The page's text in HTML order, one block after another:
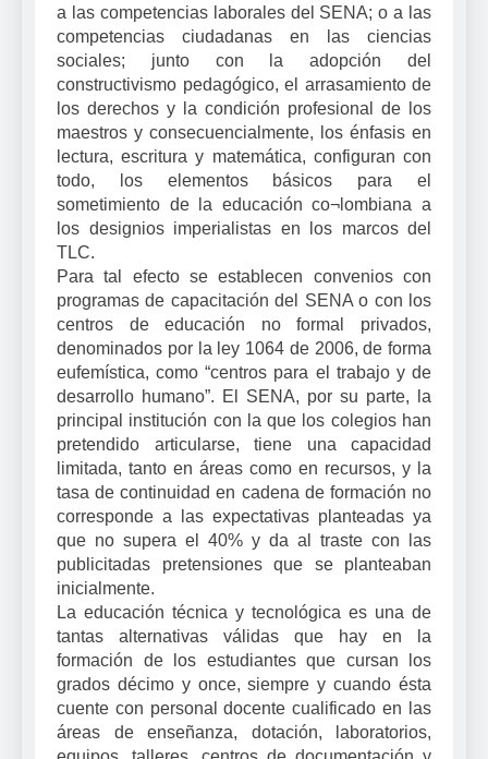
a las competencias laborales del SENA; o a las
competencias ciudadanas en las ciencias
sociales; junto con la adopción del
constructivismo pedagógico, el arrasamiento de
los derechos y la condición profesional de los
maestros y consecuencialmente, los énfasis en
lectura, escritura y matemática, configuran con
todo, los elementos básicos para el
sometimiento de la educación co¬lombiana a
los designios imperialistas en los marcos del
TLC.
Para tal efecto se establecen convenios con
programas de capacitación del SENA o con los
centros de educación no formal privados,
denominados por la ley 1064 de 2006, de forma
eufemística, como “centros para el trabajo y de
desarrollo humano”. El SENA, por su parte, la
principal institución con la que los colegios han
pretendido articularse, tiene una capacidad
limitada, tanto en áreas como en recursos, y la
tasa de continuidad en cadena de formación no
corresponde a las expectativas planteadas ya
que no supera el 40% y da al traste con las
publicitadas pretensiones que se planteaban
inicialmente.
La educación técnica y tecnológica es una de
tantas alternativas válidas que hay en la
formación de los estudiantes que cursan los
grados décimo y once, siempre y cuando ésta
cuente con personal docente cualificado en las
áreas de enseñanza, dotación, laboratorios,